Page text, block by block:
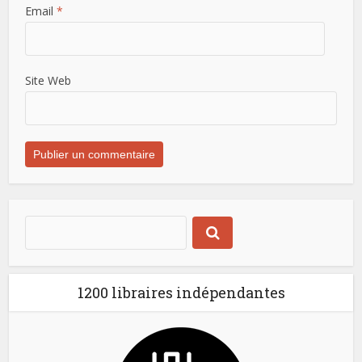
Email *
Site Web
1200 libraires indépendantes